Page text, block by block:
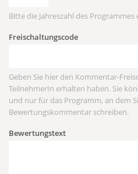
Bitte die Jahreszahl des Programmes
Freischaltungscode
Geben Sie hier den Kommentar-
TeilnehmerIn erhalten haben. Sie
und nur für das Programm, an dem
Bewertungskommentar schreiben.
Bewertungstext